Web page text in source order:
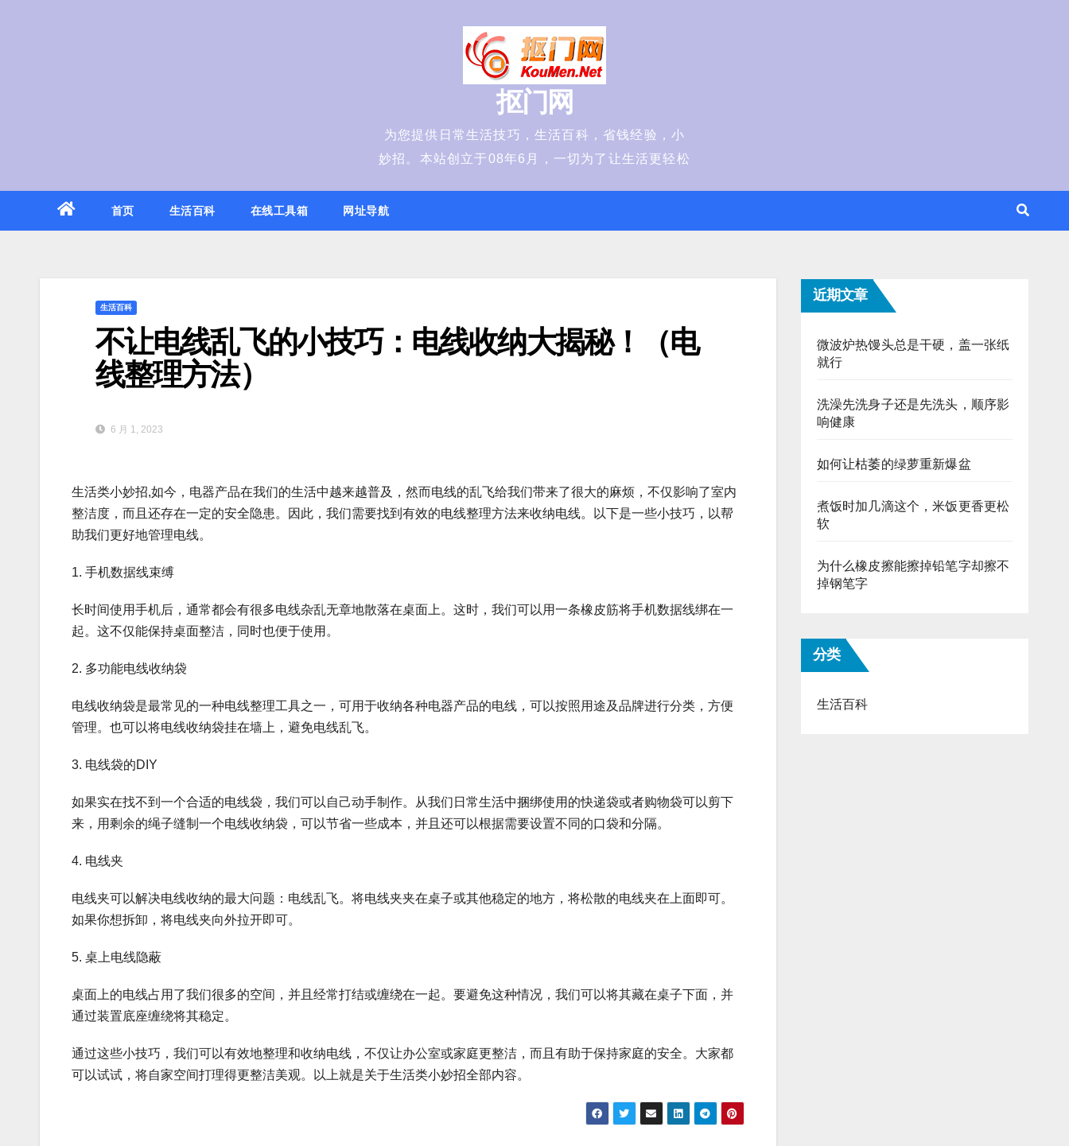
抠门网
为您提供日常生活技巧，生活百科，省钱经验，小
妙招。本站创立于08年6月，一切为了让生活更轻松
首页 生活百科 在线工具箱 网址导航
生活百科
不让电线乱飞的小技巧：电线收纳大揭秘！（电
线整理方法）
6 月 1, 2023
生活类小妙招,如今，电器产品在我们的生活中越来越普及，然而电线的乱飞给我们带来了很大的麻烦，不仅影响了室内
整洁度，而且还存在一定的安全隐患。因此，我们需要找到有效的电线整理方法来收纳电线。以下是一些小技巧，以帮
助我们更好地管理电线。
1. 手机数据线束缚
长时间使用手机后，通常都会有很多电线杂乱无章地散落在桌面上。这时，我们可以用一条橡皮筋将手机数据线绑在一
起。这不仅能保持桌面整洁，同时也便于使用。
2. 多功能电线收纳袋
电线收纳袋是最常见的一种电线整理工具之一，可用于收纳各种电器产品的电线，可以按照用途及品牌进行分类，方便
管理。也可以将电线收纳袋挂在墙上，避免电线乱飞。
3. 电线袋的DIY
如果实在找不到一个合适的电线袋，我们可以自己动手制作。从我们日常生活中捆绑使用的快递袋或者购物袋可以剪下
来，用剩余的绳子缝制一个电线收纳袋，可以节省一些成本，并且还可以根据需要设置不同的口袋和分隔。
4. 电线夹
电线夹可以解决电线收纳的最大问题：电线乱飞。将电线夹夹在桌子或其他稳定的地方，将松散的电线夹在上面即可。
如果你想拆卸，将电线夹向外拉开即可。
5. 桌上电线隐蔽
桌面上的电线占用了我们很多的空间，并且经常打结或缠绕在一起。要避免这种情况，我们可以将其藏在桌子下面，并
通过装置底座缠绕将其稳定。
通过这些小技巧，我们可以有效地整理和收纳电线，不仅让办公室或家庭更整洁，而且有助于保持家庭的安全。大家都
可以试试，将自家空间打理得更整洁美观。以上就是关于生活类小妙招全部内容。
近期文章
微波炉热馒头总是干硬，盖一张纸
就行
洗澡先洗身子还是先洗头，顺序影
响健康
如何让枯萎的绿萝重新爆盆
煮饭时加几滴这个，米饭更香更松
软
为什么橡皮擦能擦掉铅笔字却擦不
掉钢笔字
分类
生活百科